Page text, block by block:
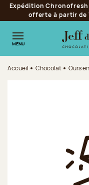
Aller à la navigation
Aller au contenu
Aller au pied de page
Expédition Chronofresh
offerte à partir de
MENU
Accueil Chocolat Ours